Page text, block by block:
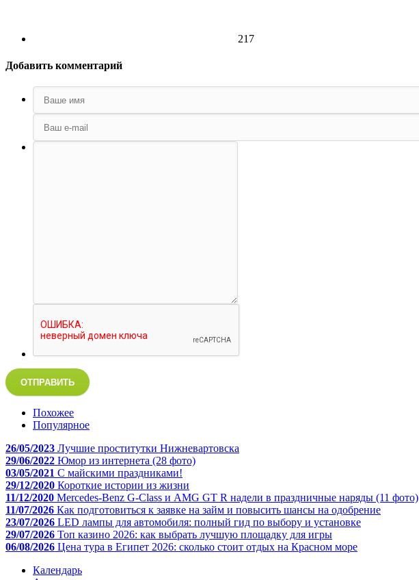
217
Добавить комментарий
ОТПРАВИТЬ
Похожее
Популярное
26/05/2023 Лучшие проститутки Нижневартовска
29/06/2022 Юмор из интернета (28 фото)
03/05/2021 C майскими праздниками!
29/12/2020 Короткие истории из жизни
11/12/2020 Mercedes-Benz G-Class и AMG GT R надели в праздничные наряды (11 фото)
11/07/2026 Как подготовиться к заявке на займ и повысить шансы на одобрение
23/07/2026 LED лампы для автомобиля: полный гид по выбору и установке
29/07/2026 Топ казино 2026: как выбрать лучшую площадку для игры
06/08/2026 Цена тура в Египет 2026: сколько стоит отдых на Красном море
Календарь